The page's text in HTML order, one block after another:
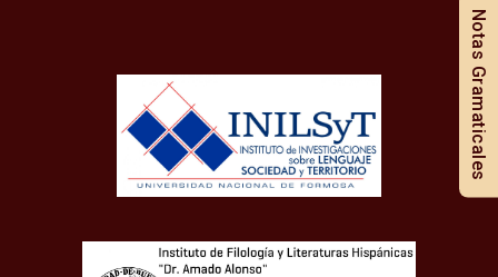
Notas Gramaticales